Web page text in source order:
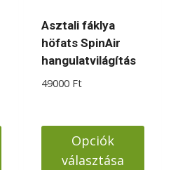
választhatók
ki
Asztali fáklya
höfats SpinAir
hangulatvilágítás
49000 Ft
Opciók
választása